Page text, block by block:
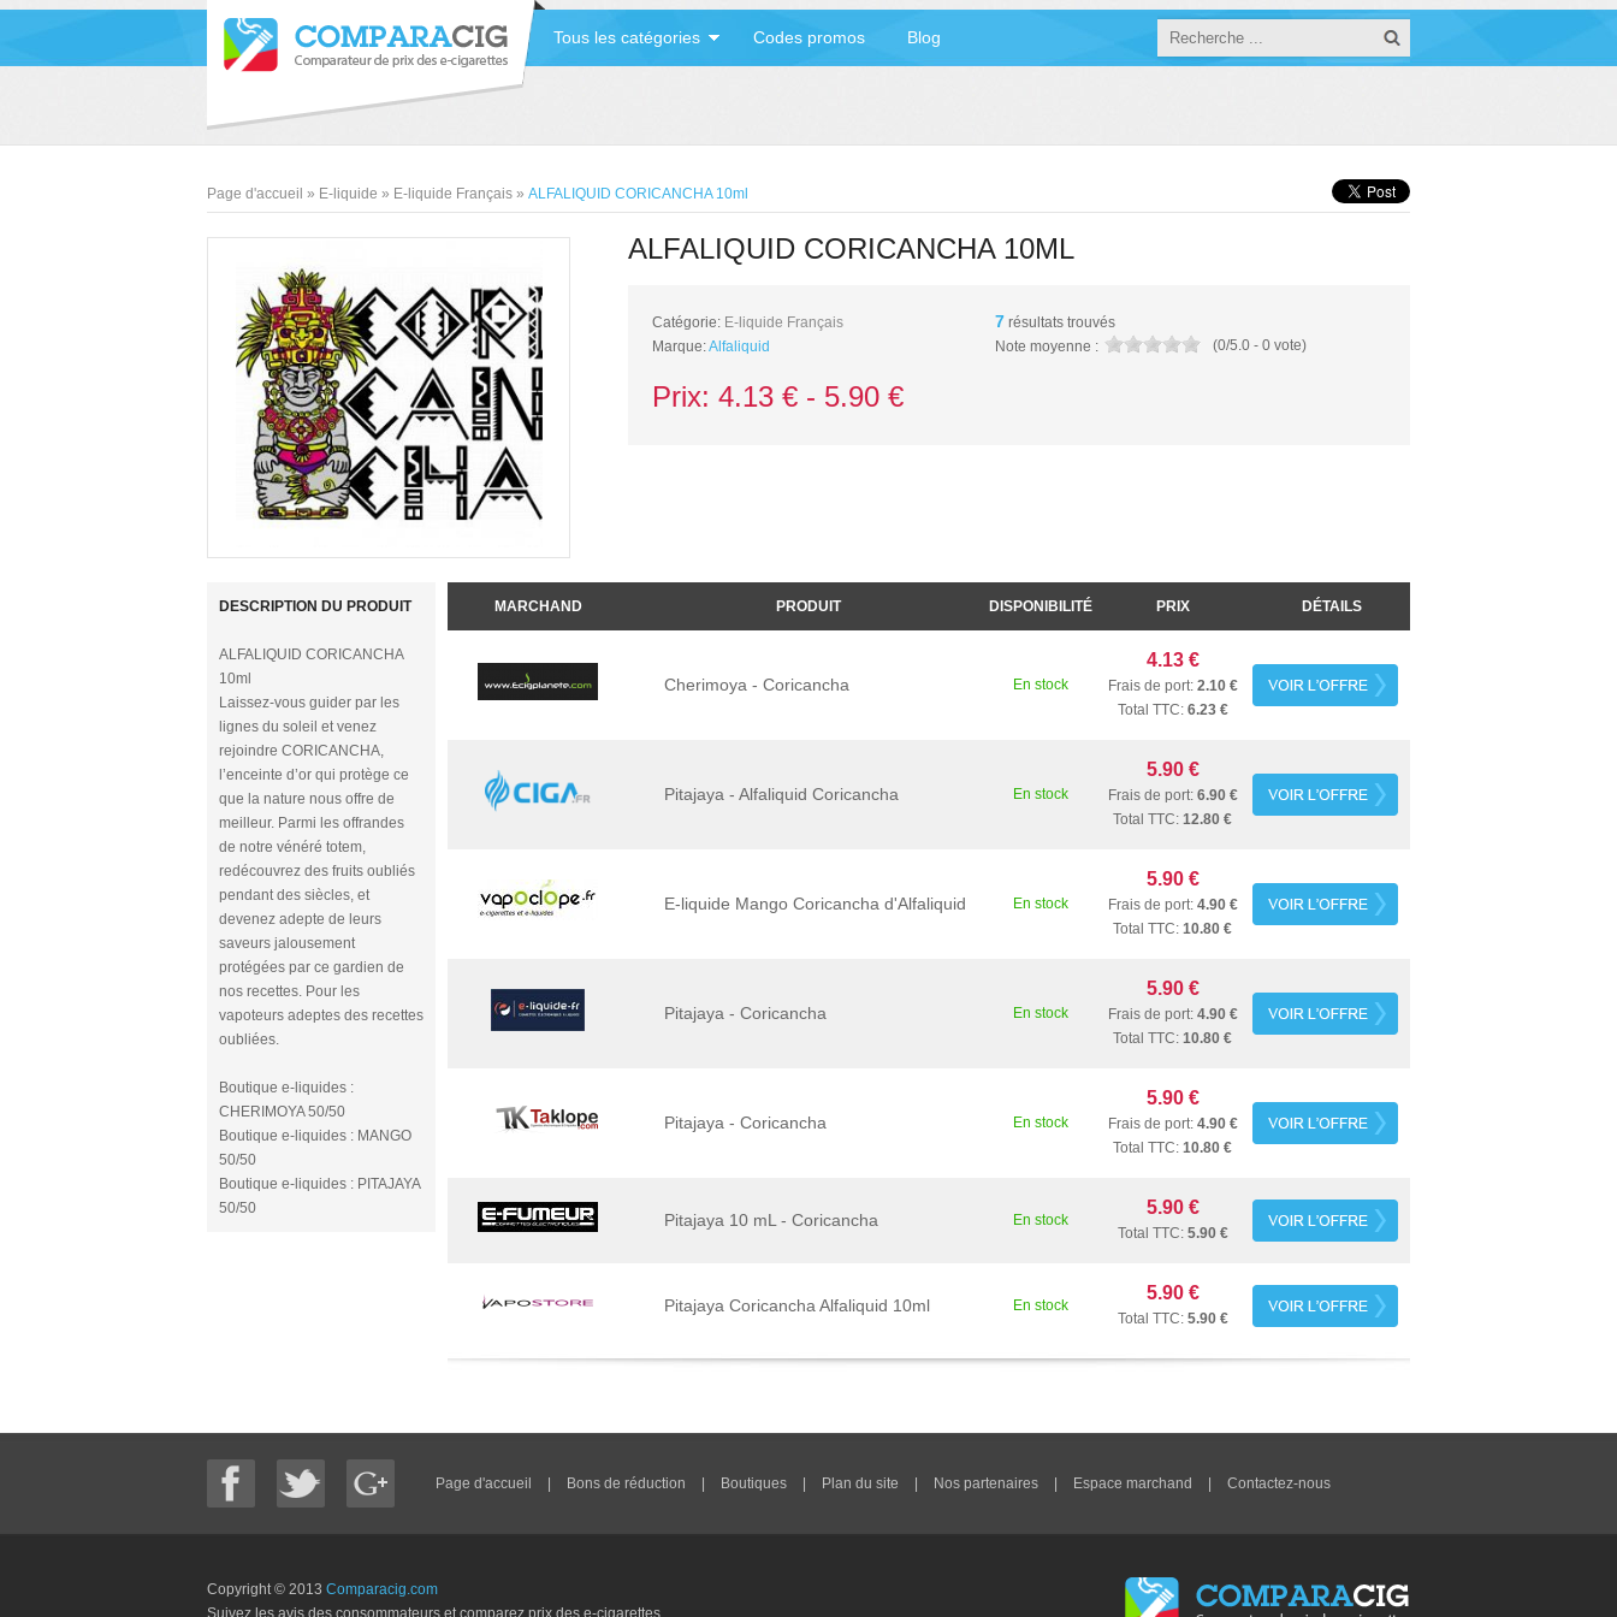
Tous les catégories Codes promos Blog
Page d'accueil » E-liquide » E-liquide Français » ALFALIQUID CORICANCHA 10ml
ALFALIQUID CORICANCHA 10ML
Catégorie: E-liquide Français
Marque:Alfaliquid
7 résultats trouvés
Note moyenne :
(0/5.0 - 0 vote)
Prix: 4.13 € - 5.90 €
MARCHAND PRODUIT DISPONIBILITÉ PRIX DÉTAILS
Cherimoya - Coricancha En stock
4.13 €
Frais de port: 2.10 €
Total TTC: 6.23 €
Pitajaya - Alfaliquid Coricancha En stock
5.90 €
Frais de port: 6.90 €
Total TTC: 12.80 €
E-liquide Mango Coricancha d'Alfaliquid En stock
5.90 €
Frais de port: 4.90 €
Total TTC: 10.80 €
Pitajaya - Coricancha En stock
5.90 €
Frais de port: 4.90 €
Total TTC: 10.80 €
Pitajaya - Coricancha En stock
5.90 €
Frais de port: 4.90 €
Total TTC: 10.80 €
Pitajaya 10 mL - Coricancha En stock
5.90 €
Total TTC: 5.90 €
Pitajaya Coricancha Alfaliquid 10ml En stock
5.90 €
Total TTC: 5.90 €
DESCRIPTION DU PRODUIT
ALFALIQUID CORICANCHA
10ml
Laissez-vous guider par les
lignes du soleil et venez
rejoindre CORICANCHA,
l’enceinte d’or qui protège ce
que la nature nous offre de
meilleur. Parmi les offrandes
de notre vénéré totem,
redécouvrez des fruits oubliés
pendant des siècles, et
devenez adepte de leurs
saveurs jalousement
protégées par ce gardien de
nos recettes. Pour les
vapoteurs adeptes des recettes
oubliées.
Boutique e-liquides :
CHERIMOYA 50/50
Boutique e-liquides : MANGO
50/50
Boutique e-liquides : PITAJAYA
50/50
Page d'accueil Bons de réduction Boutiques Plan du site Nos partenaires Espace marchand Contactez-nous
Copyright © 2013 Comparacig.com
Suivez les avis des consommateurs et comparez prix des e-cigarettes